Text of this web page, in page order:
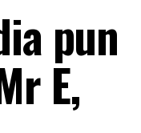
pun
E,